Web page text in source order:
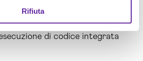
Rifiuta
nativo.In miglioramento, ma al
di codice integrata